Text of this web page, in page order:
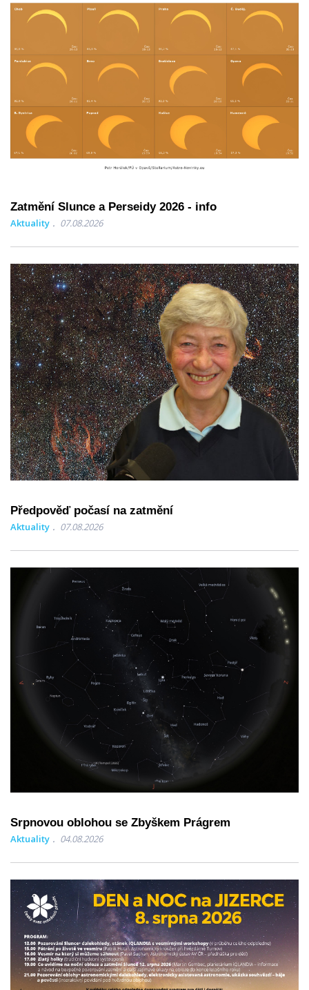
Zatmění Slunce a Perseidy 2026 - info
Aktuality 07.08.2026
Předpověď počasí na zatmění
Aktuality 07.08.2026
Srpnovou oblohou se Zbyškem Prágrem
Aktuality 04.08.2026